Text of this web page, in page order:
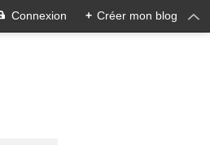
Connexion + Créer mon blog